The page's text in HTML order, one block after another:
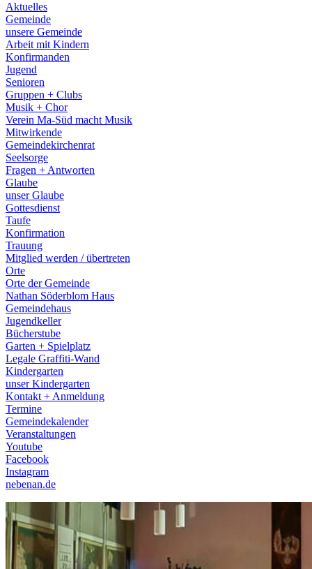
Aktuelles
Gemeinde
unsere Gemeinde
Arbeit mit Kindern
Konfirmanden
Jugend
Senioren
Gruppen + Clubs
Musik + Chor
Verein Ma-Süd macht Musik
Mitwirkende
Gemeindekirchenrat
Seelsorge
Fragen + Antworten
Glaube
unser Glaube
Gottesdienst
Taufe
Konfirmation
Trauung
Mitglied werden / übertreten
Orte
Orte der Gemeinde
Nathan Söderblom Haus
Gemeindehaus
Jugendkeller
Bücherstube
Garten + Spielplatz
Legale Graffiti-Wand
Kindergarten
unser Kindergarten
Kontakt + Anmeldung
Termine
Gemeindekalender
Veranstaltungen
Youtube
Facebook
Instagram
nebenan.de